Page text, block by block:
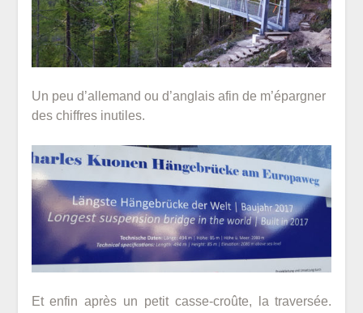
Un peu d’allemand ou d’anglais afin de m’épargner
des chiffres inutiles.
Et enfin après un petit casse-croûte, la traversée.